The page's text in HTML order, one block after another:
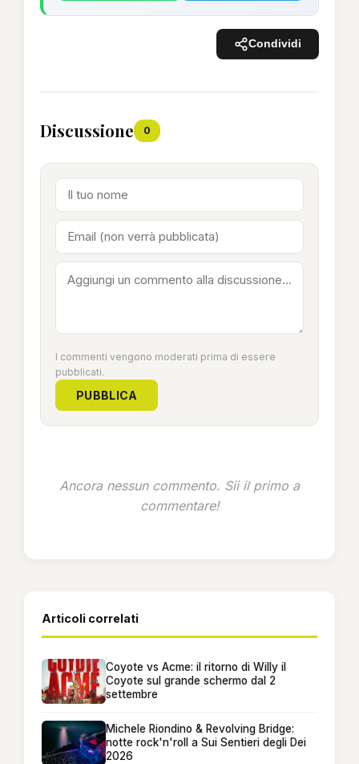
Condividi
Discussione 0
I commenti vengono moderati prima di essere
pubblicati.
PUBBLICA
Ancora nessun commento. Sii il primo a
commentare!
Articoli correlati
Coyote vs Acme: il ritorno di Willy il
Coyote sul grande schermo dal 2
settembre
Michele Riondino & Revolving Bridge:
notte rock'n'roll a Sui Sentieri degli Dei
2026